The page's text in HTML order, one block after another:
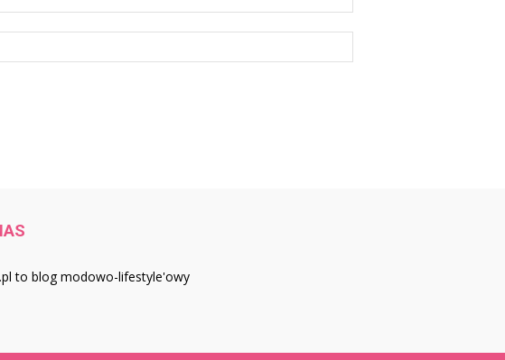
to blog modowo-lifestyle'owy